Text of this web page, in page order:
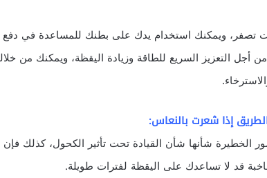
تصفر، ويمكنك استخدام يدك على بطنك للمساعدة في دفع
التعزيز السريع للطاقة وزيادة اليقظة، ويمكنك من
الخطيرة شأنها شأن القيادة تحت تأثير الكحول، كذلك
قد لا تساعدك على اليقظة لفترات طويلة.